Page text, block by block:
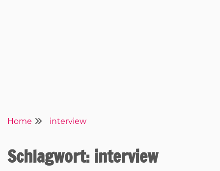
Home interview
Schlagwort: interview